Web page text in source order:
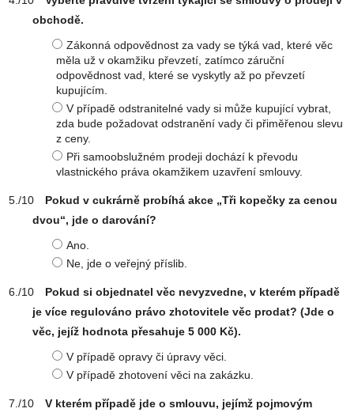
obchodě.
Zákonná odpovědnost za vady se týká vad, které věc
měla už v okamžiku převzetí, zatímco záruční
odpovědnost vad, které se vyskytly až po převzetí
kupujícím.
V případě odstranitelné vady si může kupující vybrat,
zda bude požadovat odstranění vady či přiměřenou slevu
z ceny.
Při samoobslužném prodeji dochází k převodu
vlastnického práva okamžikem uzavření smlouvy.
Pokud v cukrárně probíhá akce „Tři kopečky za cenou
dvou“, jde o darování?
Ano.
Ne, jde o veřejný příslib.
Pokud si objednatel věc nevyzvedne, v kterém případě
je více regulováno právo zhotovitele věc prodat? (Jde o
věc, jejíž hodnota přesahuje 5 000 Kč).
V případě opravy či úpravy věci.
V případě zhotovení věci na zakázku.
V kterém případě jde o smlouvu, jejímž pojmovým